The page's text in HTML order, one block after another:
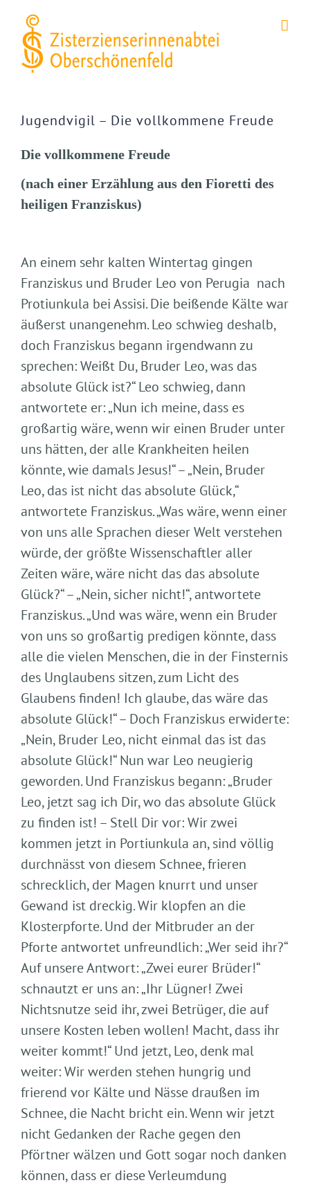
Inhalt
springen
grösseres
Jugendvigil – Die vollkommene Freude
Die vollkommene Freude
(nach einer Erzählung aus den Fioretti des
heiligen Franziskus)
An einem sehr kalten Wintertag gingen
Franziskus und Bruder Leo von Perugia nach
Protiunkula bei Assisi. Die beißende Kälte war
äußerst unangenehm. Leo schwieg deshalb,
doch Franziskus begann irgendwann zu
sprechen: Weißt Du, Bruder Leo, was das
absolute Glück ist?“ Leo schwieg, dann
antwortete er: „Nun ich meine, dass es
großartig wäre, wenn wir einen Bruder unter
uns hätten, der alle Krankheiten heilen
könnte, wie damals Jesus!“ – „Nein, Bruder
Leo, das ist nicht das absolute Glück,“
antwortete Franziskus. „Was wäre, wenn einer
von uns alle Sprachen dieser Welt verstehen
würde, der größte Wissenschaftler aller
Zeiten wäre, wäre nicht das das absolute
Glück?“ – „Nein, sicher nicht!“, antwortete
Franziskus. „Und was wäre, wenn ein Bruder
von uns so großartig predigen könnte, dass
alle die vielen Menschen, die in der Finsternis
des Unglaubens sitzen, zum Licht des
Glaubens finden! Ich glaube, das wäre das
absolute Glück!“ – Doch Franziskus erwiderte:
„Nein, Bruder Leo, nicht einmal das ist das
absolute Glück!“ Nun war Leo neugierig
geworden. Und Franziskus begann: „Bruder
Leo, jetzt sag ich Dir, wo das absolute Glück
zu finden ist! – Stell Dir vor: Wir zwei
kommen jetzt in Portiunkula an, sind völlig
durchnässt von diesem Schnee, frieren
schrecklich, der Magen knurrt und unser
Gewand ist dreckig. Wir klopfen an die
Klosterpforte. Und der Mitbruder an der
Pforte antwortet unfreundlich: „Wer seid ihr?“
Auf unsere Antwort: „Zwei eurer Brüder!“
schnautzt er uns an: „Ihr Lügner! Zwei
Nichtsnutze seid ihr, zwei Betrüger, die auf
unsere Kosten leben wollen! Macht, dass ihr
weiter kommt!“ Und jetzt, Leo, denk mal
weiter: Wir werden stehen hungrig und
frierend vor Kälte und Nässe draußen im
Schnee, die Nacht bricht ein. Wenn wir jetzt
nicht Gedanken der Rache gegen den
Pförtner wälzen und Gott sogar noch danken
können, dass er diese Verleumdung